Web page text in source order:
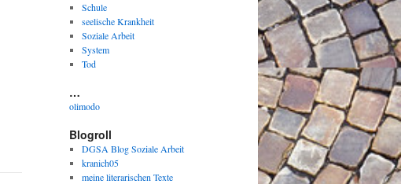
Schule
seelische Krankheit
Soziale Arbeit
System
Tod
…
olimodo
Blogroll
DGSA Blog Soziale Arbeit
kranich05
meine literarischen Texte